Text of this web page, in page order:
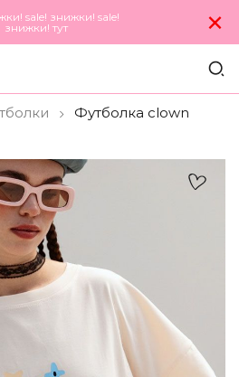
sale! знижки! sale!
знижки! тут
×
Футболка clown